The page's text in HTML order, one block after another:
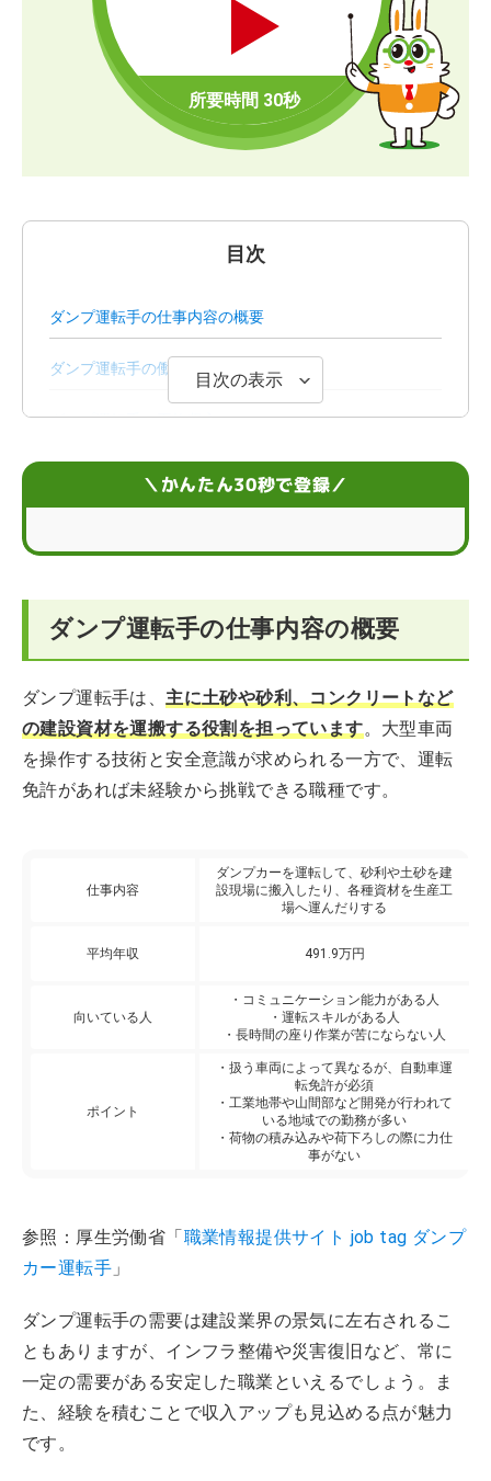
目次
ダンプ運転手の仕事内容の概要
ダンプ運転手の働き方
ダンプ運転手の平均収入
就職・転職する前に必要な準備
ダンプ運転手の仕事内容に関するまとめ
目次の表示
＼かんたん30秒で登録／
ダンプ運転手の仕事内容の概要
ダンプ運転手は、主に土砂や砂利、コンクリートなど
の建設資材を運搬する役割を担っています。大型車両
を操作する技術と安全意識が求められる一方で、運転
免許があれば未経験から挑戦できる職種です。
仕事内容
ダンプカーを運転して、砂利や土砂を建
設現場に搬入したり、各種資材を生産工
場へ運んだりする
平均年収 491.9万円
向いている人
・コミュニケーション能力がある人
・運転スキルがある人
・長時間の座り作業が苦にならない人
ポイント
・扱う車両によって異なるが、自動車運
転免許が必須
・工業地帯や山間部など開発が行われて
いる地域での勤務が多い
・荷物の積み込みや荷下ろしの際に力仕
事がない
参照：厚生労働省「職業情報提供サイト job tag ダンプ
カー運転手 」
ダンプ運転手の需要は建設業界の景気に左右されるこ
ともありますが、インフラ整備や災害復旧など、常に
一定の需要がある安定した職業といえるでしょう。ま
た、経験を積むことで収入アップも見込める点が魅力
です。